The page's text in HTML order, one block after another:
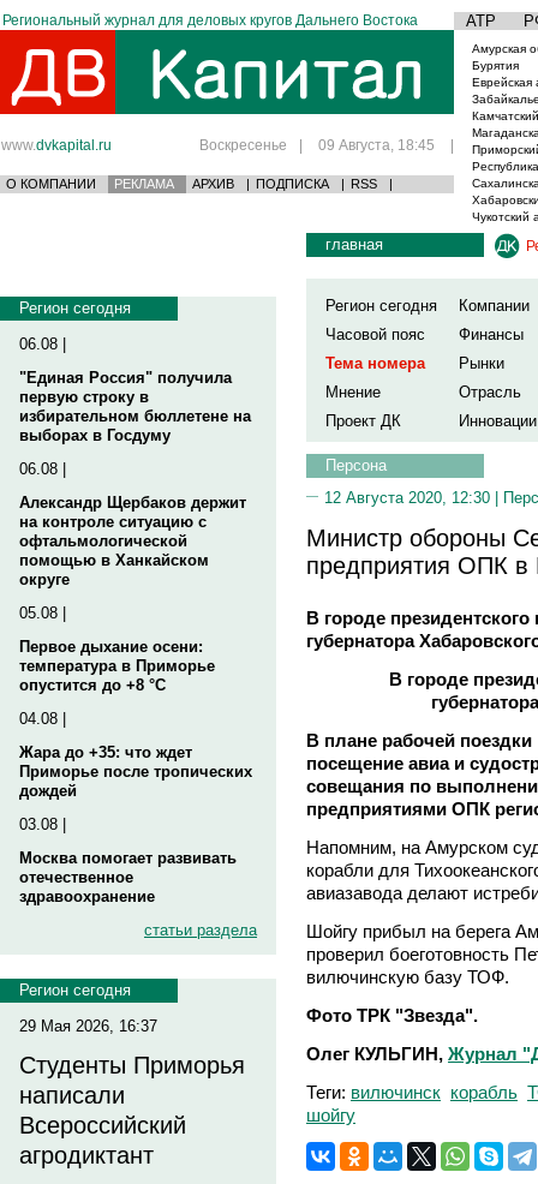
Региональный журнал для деловых кругов Дальнего Востока АТР
www.dvkapital.ru Воскресенье | 09 Августа, 18:45 |
О КОМПАНИИ РЕКЛАМА АРХИВ | ПОДПИСКА | RSS |
Амурская
Бурятия
Еврейская
Чукотский
Регион сегодня
06.08 |
"Единая Россия" получила
первую строку в
избирательном бюллетене на
выборах в Госдуму
06.08 |
Александр Щербаков держит
на контроле ситуацию с
офтальмологической
помощью в Ханкайском
округе
05.08 |
Первое дыхание осени:
температура в Приморье
опустится до +8 °C
04.08 |
Жара до +35: что ждет
Приморье после тропических
дождей
03.08 |
Москва помогает развивать
отечественное
здравоохранение
статьи раздела
Регион сегодня
29 Мая 2026, 16:37
Студенты Приморья
написали
Всероссийский
агродиктант
главная
Регион сегодня
Компании
Часовой пояс
Финансы
Тема номера
Рынки
Мнение
Отрасль
Проект ДК
Инновации
Персона
12 Августа 2020, 12:30 |
Министр обороны
предприятия ОПК в
В городе
губернатора
В городе
В плане рабочей
посещение авиа и
совещания по
предприятиями ОПК
Напомним, на Амурском
корабли для
авиазавода делают
Шойгу прибыл на берега
проверил боеготовность
вилючинскую базу ТОФ.
Фото ТРК "Звезда".
Олег КУЛЬГИН, Журнал
Теги: вилючинск корабль
шойгу